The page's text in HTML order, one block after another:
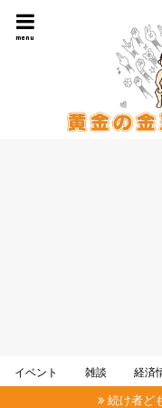
menu
イベント 雑談 経済
続け者ど